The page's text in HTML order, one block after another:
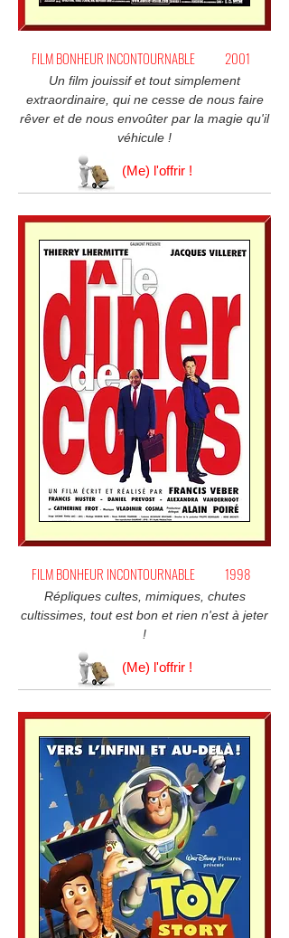
FILM BONHEUR INCONTOURNABLE 2001
Un film jouissif et tout simplement
extraordinaire, qui ne cesse de nous faire
rêver et de nous envoûter par la magie qu'il
véhicule !
(Me) l'offrir !
FILM BONHEUR INCONTOURNABLE 1998
Répliques cultes, mimiques, chutes
cultissimes, tout est bon et rien n'est à jeter
!
(Me) l'offrir !